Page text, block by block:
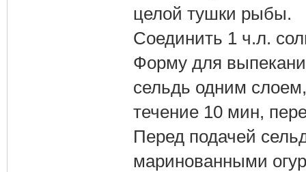
целой тушки рыбы.
Соединить 1 ч.л.
Форму для
сельдь одним
течение 10 мин,
Перед подачей
маринованными